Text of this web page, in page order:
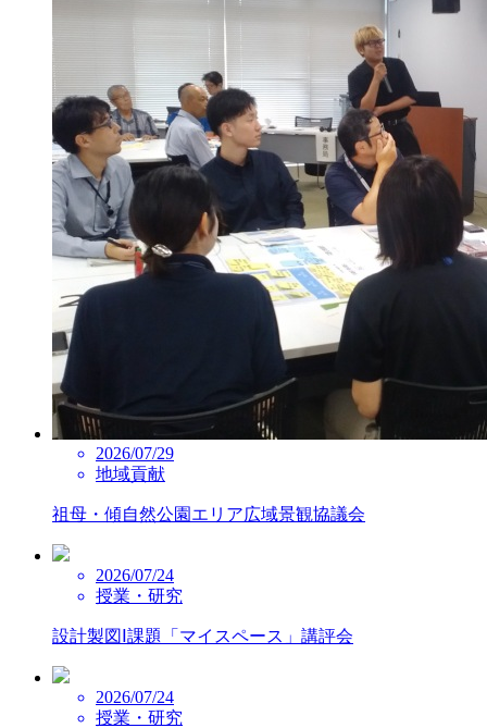
2026/07/29
地域貢献
祖母・傾自然公園エリア広域景観協議会
2026/07/24
授業・研究
設計製図Ⅰ課題「マイスペース」講評会
2026/07/24
授業・研究